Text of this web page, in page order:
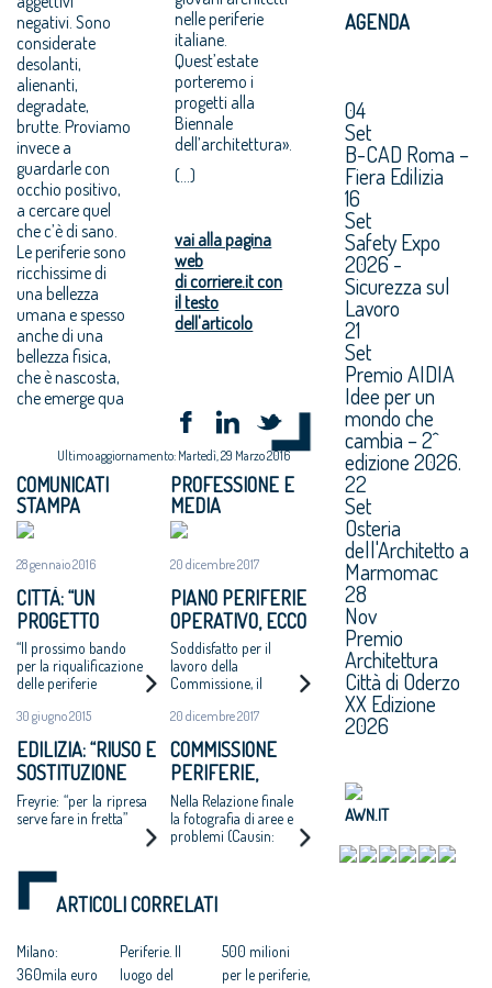
negativi. Sono
considerate
desolanti,
alienanti,
degradate,
brutte. Proviamo
invece a
guardarle con
occhio positivo,
a cercare quel
che c’è di sano.
Le periferie sono
ricchissime di
una bellezza
umana e spesso
anche di una
bellezza fisica,
che è nascosta,
che emerge qua
nelle periferie
italiane.
Quest’estate
porteremo i
progetti alla
Biennale
dell’architettura».
(...)
vai alla pagina
web
di corriere.it con
il testo
dell'articolo
Ultimo aggiornamento: Martedì, 29 Marzo 2016
COMUNICATI
STAMPA
28 gennaio 2016
CITTÀ: “UN
PROGETTO
NAZIONALE PER
PENSARE E FARE
IN GRANDE”
“Il prossimo bando
per la riqualificazione
delle periferie
qualità”
30 giugno 2015
EDILIZIA: “RIUSO E
SOSTITUZIONE
EDILIZIA NELLE
PERIFERIE”
Freyrie: “per la ripresa
serve fare in fretta”
PROFESSIONE E
MEDIA
20 dicembre 2017
PIANO PERIFERIE
OPERATIVO, ECCO
TUTTI I PROGETTI
FINANZIATI
Soddisfatto per il
lavoro della
Commissione, il
Consiglio Nazionale
Giuseppe Cappochin:
“È indispensabile
tornare a investire
nelle città”
20 dicembre 2017
COMMISSIONE
PERIFERIE,
MINNITI:
«PROPOSTE DA
CONDIVIDERE:
LE CITTÀ»
Nella Relazione finale
la fotografia di aree e
problemi (Causin:
ARTICOLI CORRELATI
Milano:
360mila euro
Periferie. Il
luogo del
500 milioni
per le periferie,
AGENDA
04
Set
B-CAD Roma –
Fiera Edilizia
16
Set
Safety Expo
2026 -
Sicurezza sul
Lavoro
21
Set
Premio AIDIA
Idee per un
mondo che
cambia – 2^
edizione 2026.
22
Set
Osteria
dell'Architetto a
Marmomac
28
Nov
Premio
Architettura
Città di Oderzo
XX Edizione
2026
AWN.IT